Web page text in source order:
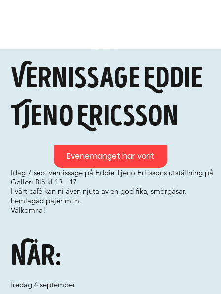
Vernissage Eddie
Tjeno Ericsson
Idag 7 sep. vernissage på Eddie Tjeno Ericssons utställning på
Galleri Blå kl.13 - 17
I vårt café kan ni även njuta av en god fika, smörgåsar,
hemlagad pajer m.m.
Välkomna!
När:
fredag 6 september
Evenemanget har varit